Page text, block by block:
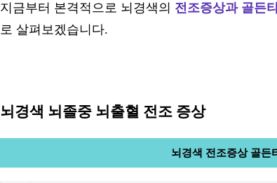
지금부터 본격적으로 뇌경색의 전조증상과 골든
로 살펴보겠습니다.
뇌경색 뇌졸중 뇌출혈 전조 증상
뇌경색 전조증상 골든